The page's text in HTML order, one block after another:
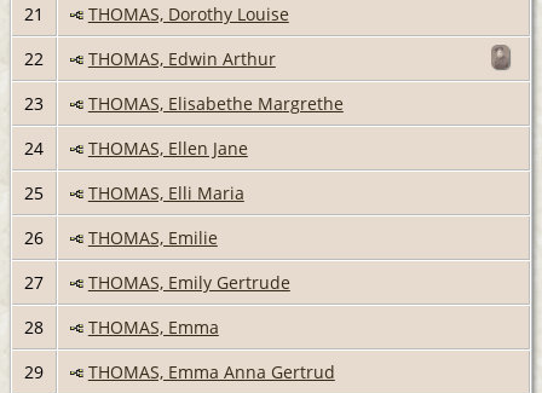
21
THOMAS, Dorothy Louise
22
THOMAS, Edwin Arthur
23
THOMAS, Elisabethe Margrethe
24
THOMAS, Ellen Jane
25
THOMAS, Elli Maria
26
THOMAS, Emilie
27
THOMAS, Emily Gertrude
28
THOMAS, Emma
29
THOMAS, Emma Anna Gertrud